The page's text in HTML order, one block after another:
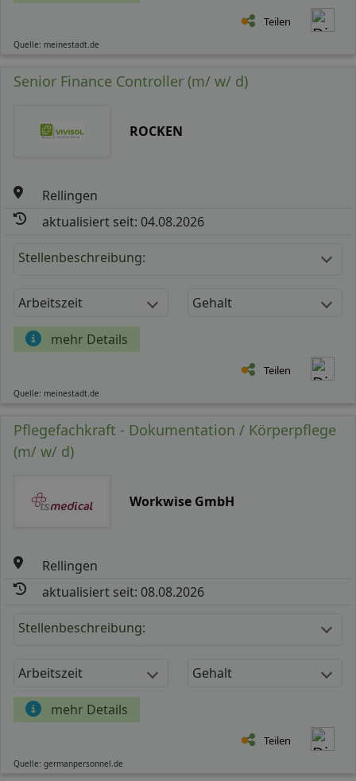
Teilen
Quelle: meinestadt.de
Senior Finance Controller (m/ w/ d)
ROCKEN
Rellingen
aktualisiert seit: 04.08.2026
Stellenbeschreibung:
Arbeitszeit Gehalt
mehr Details
Teilen
Quelle: meinestadt.de
Pflegefachkraft - Dokumentation / Körperpflege
(m/ w/ d)
Workwise GmbH
Rellingen
aktualisiert seit: 08.08.2026
Stellenbeschreibung:
Arbeitszeit Gehalt
mehr Details
Teilen
Quelle: germanpersonnel.de